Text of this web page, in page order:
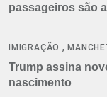
passageiros são
IMIGRAÇÃO ,
Trump assina
nascimento